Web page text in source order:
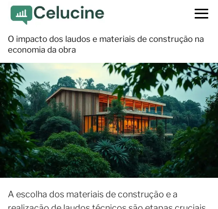
O impacto dos laudos e materiais de construção na
economia da obra
A escolha dos materiais de construção e a